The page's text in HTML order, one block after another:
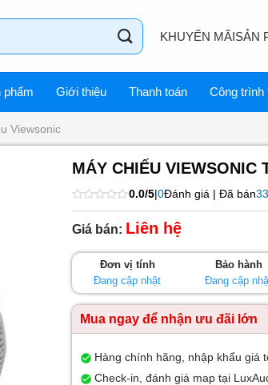
KHUYẾN MÃISẢN
phẩm Giới thiệu Thanh toán Công trình
Viewsonic
MÁY CHIẾU VIEWSONIC
Được
xếp
hạng
5
0.0/5|0Đánh giá | Đã bán
Giá bán: Liên hệ
Đơn vị tính
Đang cập nhật
Bảo hành
Đang cập
Mua ngay để nhận ưu đãi lớn
Hàng chính hãng, nhập khẩu giá
Check-in, đánh giá map tại